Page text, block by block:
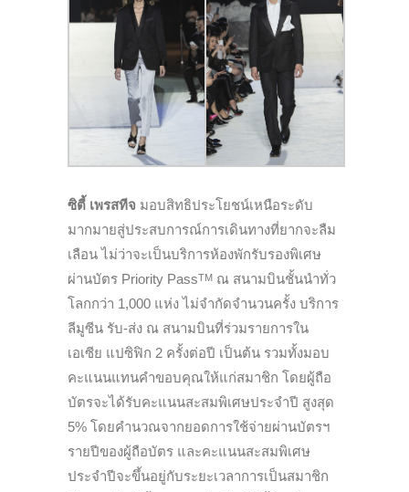
ซิตี้ เพรสทีจ มอบสิทธิประโยชน์เหนือระดับ
มากมายสู่ประสบการณ์การเดินทางที่ยากจะลืม
เลือน ไม่ว่าจะเป็นบริการห้องพักรับรองพิเศษ
ผ่านบัตร Priority PassTM ณ สนามบินชั้นนำทั่ว
โลกกว่า 1,000 แห่ง ไม่จำกัดจำนวนครั้ง บริการ
ลีมูซีน รับ-ส่ง ณ สนามบินที่ร่วมรายการใน
เอเซีย แปซิฟิก 2 ครั้งต่อปี เป็นต้น รวมทั้งมอบ
คะแนนแทนคำขอบคุณให้แก่สมาชิก โดยผู้ถือ
บัตรจะได้รับคะแนนสะสมพิเศษประจำปี สูงสุด
5% โดยคำนวณจากยอดการใช้จ่ายผ่านบัตรฯ
รายปีของผู้ถือบัตร และคะแนนสะสมพิเศษ
ประจำปีจะขึ้นอยู่กับระยะเวลาการเป็นสมาชิก